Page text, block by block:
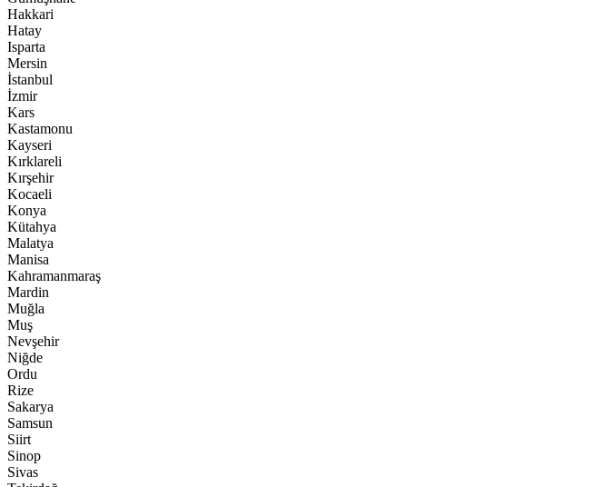
Hakkari
Hatay
Isparta
Mersin
İstanbul
İzmir
Kars
Kastamonu
Kayseri
Kırklareli
Kırşehir
Kocaeli
Konya
Kütahya
Malatya
Manisa
Kahramanmaraş
Mardin
Muğla
Muş
Nevşehir
Niğde
Ordu
Rize
Sakarya
Samsun
Siirt
Sinop
Sivas